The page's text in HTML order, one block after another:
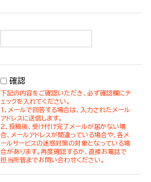
確認
下記の内容をご確認いただき、必ず確認欄にチ
ェックを入れてください。
１．メールで回答する場合は、入力されたメール
アドレスに送信します。
２．投稿後、受け付け完了メールが届かない場
合、メールアドレスが間違っている場合や、各メ
ールサービスの迷惑対策の対象となっている場
合があります。再度確認するか、直接お電話で
担当所管までお問い合わせください。